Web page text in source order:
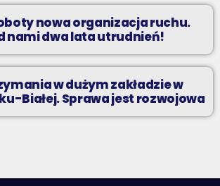
nowa organizacja ruchu.
nami dwa lata utrudnień!
w dużym zakładzie w
Białej. Sprawa jest rozwojowa